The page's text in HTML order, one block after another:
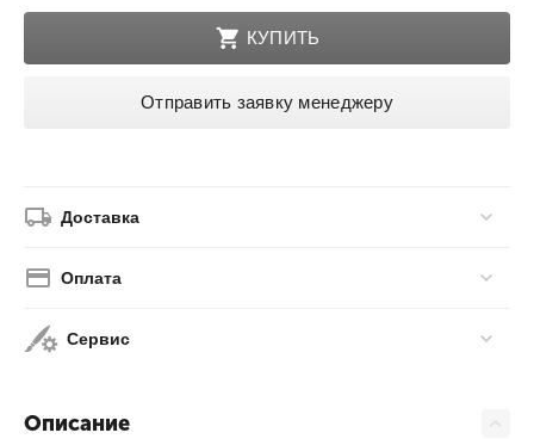
КУПИТЬ
Отправить заявку менеджеру
Доставка
Оплата
Сервис
Описание